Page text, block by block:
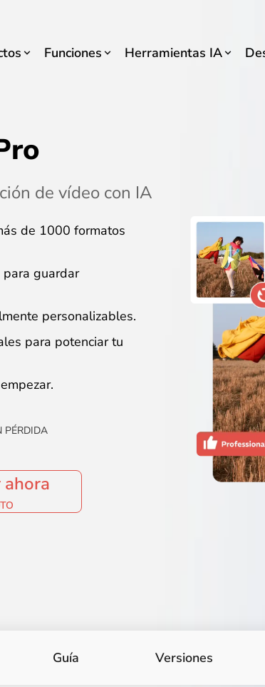
Funciones Herramientas IA
de vídeo con IA
de 1000 formatos
guardar
personalizables.
para potenciar tu
PÉRDIDA
ahora
Guía Versiones